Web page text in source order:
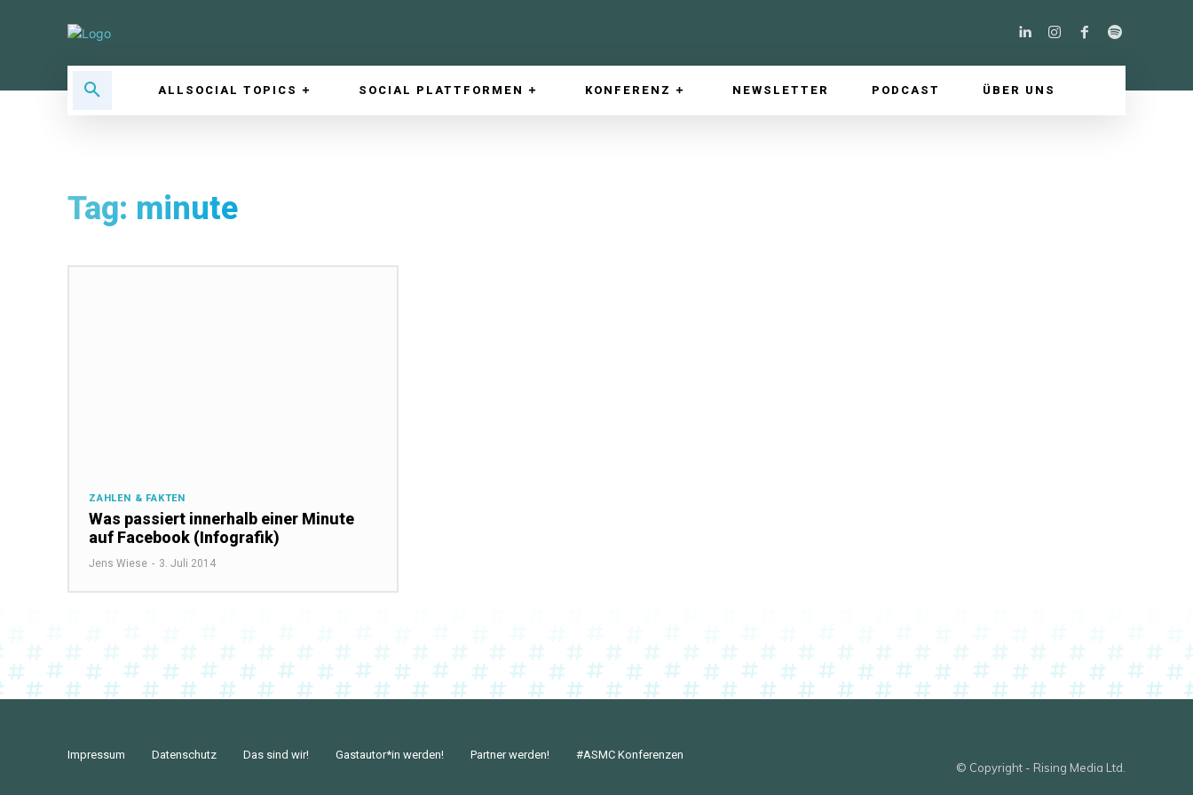
ALLSOCIAL TOPICS SOCIAL PLATTFORMEN KONFERENZ NEWSLETTER PODCAST ÜBER UNS
Tag: minute
ZAHLEN & FAKTEN
Was passiert innerhalb einer Minute
auf Facebook (Infografik)
Jens Wiese - 3. Juli 2014
Impressum Datenschutz Das sind wir! Gastautor*in werden! Partner werden! #ASMC Konferenzen
© Copyright - Rising Media Ltd.